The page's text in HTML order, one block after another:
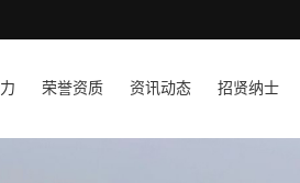
荣誉资质 资讯动态 招贤纳士